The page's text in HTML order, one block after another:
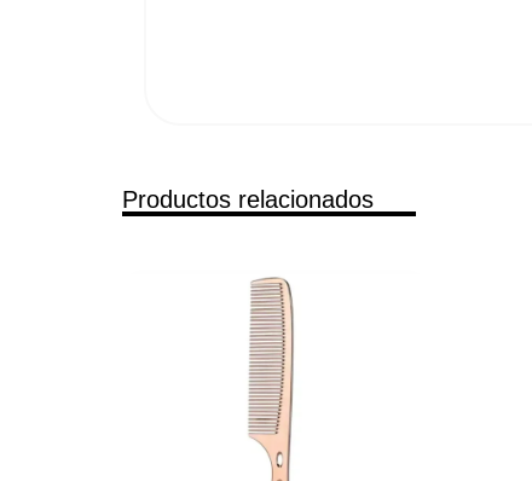
Productos relacionados